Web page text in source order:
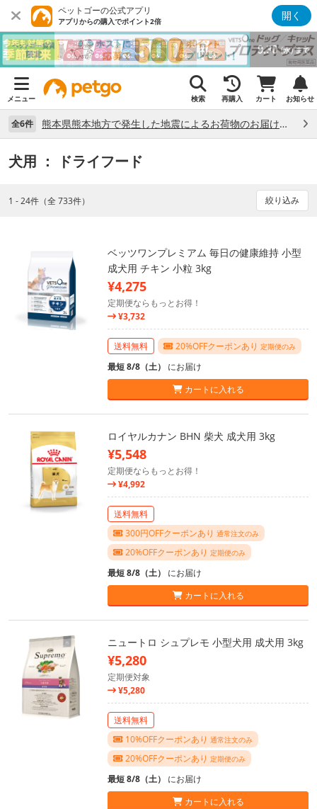
ペットゴーの公式アプリ
アプリからの購入でポイント2倍 開く
メニュー 検索 再購入 カート お知らせ
全6件 熊本県熊本地方で発生した地震によるお荷物のお届け状況について （7/28）
犬用 ： ドライフード
1 - 24件（全 733件） 絞り込み
ベッツワンプレミアム 毎日の健康維持 小型
成犬用 チキン 小粒 3kg
¥4,275
定期便ならもっとお得！
¥3,732
送料無料 20%OFFクーポンあり 定期便のみ
最短 8/8（土） にお届け
カートに入れる
ロイヤルカナン BHN 柴犬 成犬用 3kg
¥5,548
定期便ならもっとお得！
¥4,992
送料無料
300円OFFクーポンあり 通常注文のみ
20%OFFクーポンあり 定期便のみ
最短 8/8（土） にお届け
カートに入れる
ニュートロ シュプレモ 小型犬用 成犬用 3kg
¥5,280
定期便対象
¥5,280
送料無料
10%OFFクーポンあり 通常注文のみ
20%OFFクーポンあり 定期便のみ
最短 8/8（土） にお届け
カートに入れる